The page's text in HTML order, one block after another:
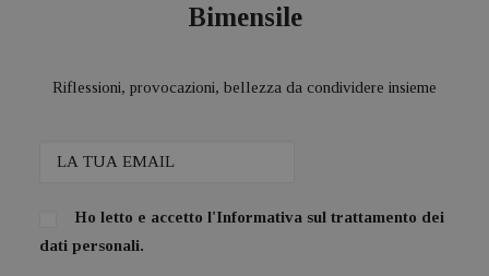
Bimensile
Riflessioni, provocazioni, bellezza da condividere insieme
Ho letto e accetto l'Informativa sul trattamento dei
dati personali.